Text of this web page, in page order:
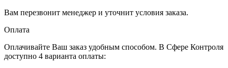
Вам перезвонит менеджер и уточнит условия заказа.
Оплата
Оплачивайте Ваш заказ удобным способом. В Сфере Контроля
доступно 4 варианта оплаты: